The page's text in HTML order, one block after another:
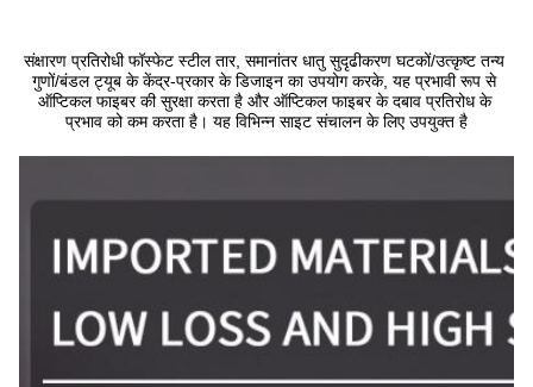
संक्षारण प्रतिरोधी फॉस्फेट स्टील तार, समानांतर धातु सुदृढीकरण घटकों/उत्कृष्ट तन्य
गुणों/बंडल ट्यूब के केंद्र-प्रकार के डिजाइन का उपयोग करके, यह प्रभावी रूप से
ऑप्टिकल फाइबर की सुरक्षा करता है और ऑप्टिकल फाइबर के दबाव प्रतिरोध के
प्रभाव को कम करता है। यह विभिन्न साइट संचालन के लिए उपयुक्त है